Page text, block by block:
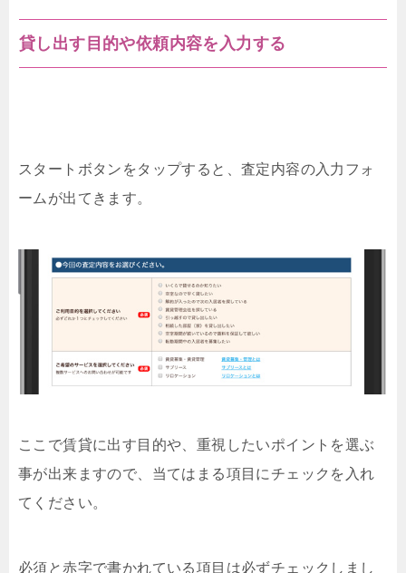
貸し出す目的や依頼内容を入力する
スタートボタンをタップすると、査定内容の入力フォ
ームが出てきます。
ここで賃貸に出す目的や、重視したいポイントを選ぶ
事が出来ますので、当てはまる項目にチェックを入れ
てください。
必須と赤字で書かれている項目は必ずチェックしまし